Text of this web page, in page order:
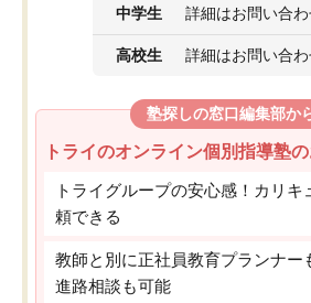
中学生 詳細はお問い合
高校生 詳細はお問い合
塾探しの窓口編集部か
トライのオンライン個別指導塾
トライグループの安心感！カリ
頼できる
教師と別に正社員教育プランナー
進路相談も可能